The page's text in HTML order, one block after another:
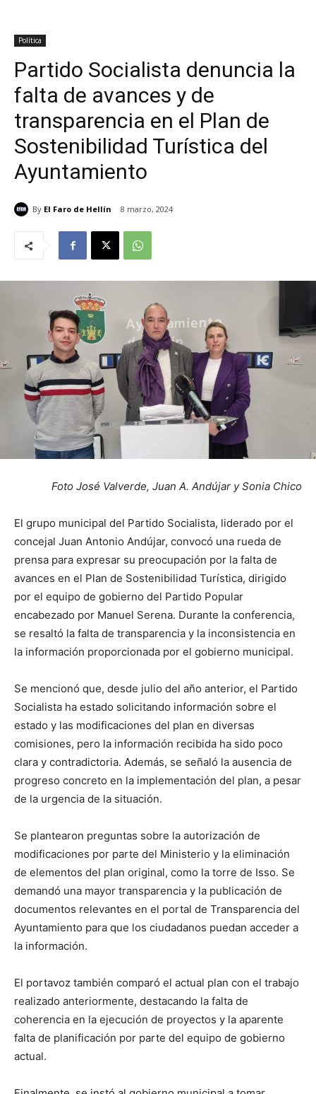
Política
Partido Socialista denuncia la
falta de avances y de
transparencia en el Plan de
Sostenibilidad Turística del
Ayuntamiento
By El Faro de Hellín 8 marzo, 2024
Foto José Valverde, Juan A. Andújar y Sonia Chico
El grupo municipal del Partido Socialista, liderado por el
concejal Juan Antonio Andújar, convocó una rueda de
prensa para expresar su preocupación por la falta de
avances en el Plan de Sostenibilidad Turística, dirigido
por el equipo de gobierno del Partido Popular
encabezado por Manuel Serena. Durante la conferencia,
se resaltó la falta de transparencia y la inconsistencia en
la información proporcionada por el gobierno municipal.
Se mencionó que, desde julio del año anterior, el Partido
Socialista ha estado solicitando información sobre el
estado y las modificaciones del plan en diversas
comisiones, pero la información recibida ha sido poco
clara y contradictoria. Además, se señaló la ausencia de
progreso concreto en la implementación del plan, a pesar
de la urgencia de la situación.
Se plantearon preguntas sobre la autorización de
modificaciones por parte del Ministerio y la eliminación
de elementos del plan original, como la torre de Isso. Se
demandó una mayor transparencia y la publicación de
documentos relevantes en el portal de Transparencia del
Ayuntamiento para que los ciudadanos puedan acceder a
la información.
El portavoz también comparó el actual plan con el trabajo
realizado anteriormente, destacando la falta de
coherencia en la ejecución de proyectos y la aparente
falta de planificación por parte del equipo de gobierno
actual.